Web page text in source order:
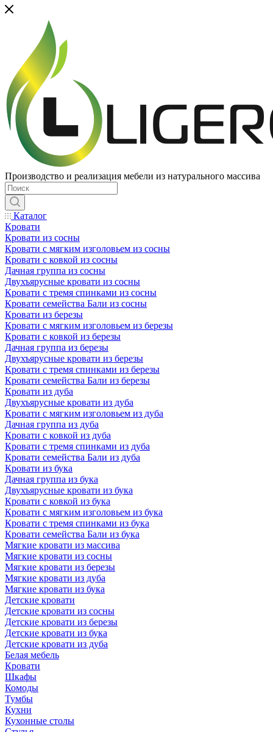
Производство и реализация мебели из натурального массива
Каталог
Кровати
Кровати из сосны
Кровати с мягким изголовьем из сосны
Кровати с ковкой из сосны
Дачная группа из сосны
Двухъярусные кровати из сосны
Кровати с тремя спинками из сосны
Кровати семейства Бали из сосны
Кровати из березы
Кровати с мягким изголовьем из березы
Кровати с ковкой из березы
Дачная группа из березы
Двухъярусные кровати из березы
Кровати с тремя спинками из березы
Кровати семейства Бали из березы
Кровати из дуба
Двухъярусные кровати из дуба
Кровати с мягким изголовьем из дуба
Дачная группа из дуба
Кровати с ковкой из дуба
Кровати с тремя спинками из дуба
Кровати семейства Бали из дуба
Кровати из бука
Дачная группа из бука
Двухъярусные кровати из бука
Кровати с ковкой из бука
Кровати с мягким изголовьем из бука
Кровати с тремя спинками из бука
Кровати семейства Бали из бука
Мягкие кровати из массива
Мягкие кровати из сосны
Мягкие кровати из березы
Мягкие кровати из дуба
Мягкие кровати из бука
Детские кровати
Детские кровати из сосны
Детские кровати из березы
Детские кровати из бука
Детские кровати из дуба
Белая мебель
Кровати
Шкафы
Комоды
Тумбы
Кухни
Кухонные столы